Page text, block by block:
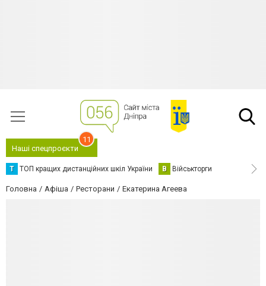
Наші спецпроєкти
11
Т ТОП кращих дистанційних шкіл України В Військторги
Головна Афіша Ресторани Екатерина Агеева